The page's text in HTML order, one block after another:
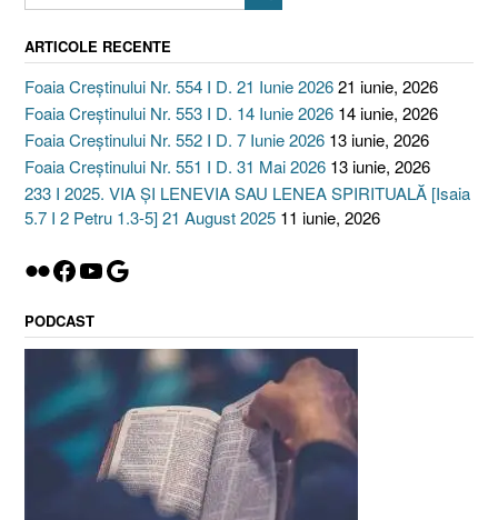
ARTICOLE RECENTE
Foaia Creștinului Nr. 554 I D. 21 Iunie 202621 iunie, 2026
Foaia Creștinului Nr. 553 I D. 14 Iunie 2026 14 iunie, 2026
Foaia Creștinului Nr. 552 I D. 7 Iunie 2026 13 iunie, 2026
Foaia Creștinului Nr. 551 I D. 31 Mai 2026 13 iunie, 2026
233 I 2025. VIA ȘI LENEVIA SAU LENEA SPIRITUALĂ [Isaia
5.7 I 2 Petru 1.3-5] 21 August 2025 11 iunie, 2026
Flickr
Facebook
YouTube
Google
PODCAST